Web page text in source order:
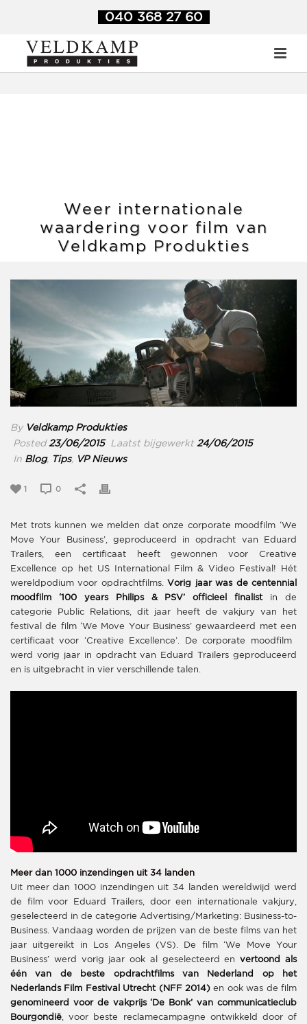
voor film van Veldkamp Produkties
040 368 27 60
​Weer internationale
waardering voor film van
Veldkamp Produkties
By Veldkamp Produkties
Posted 23/06/2015Laatst bijgewerkt 24/06/2015
In Blog, Tips, VP Nieuws
1 0
Met trots kunnen we melden dat onze corporate moodfilm ‘We
Move Your Business’, geproduceerd in opdracht van Eduard
Trailers, een certificaat heeft gewonnen voor Creative
Excellence op het US International Film & Video Festival! Hét
wereldpodium voor opdrachtfilms. Vorig jaar was de centennial
moodfilm ‘100 years Philips & PSV’ officieel finalistin de
categorie​ Public Relations​, dit jaar heeft de vakjury van het
festival de film ‘We Move Your Business’ gewaardeerd met een
certificaat voor ‘Creative Excellence’. ​De corporate moodfilm ​
werd vorig jaar in opdracht ​van ​Eduard Trailers geproduceerd​
en is uitgebracht in vier verschillende talen​.
Meer dan 1000 i​nzendingen uit 34 landen
Uit meer dan 1000 inzendingen uit 34 landen wereldwijd werd
de film voor Eduard Trailers, door een internationale vakjury,
geselecteerd in de categorie Advertising/Marketing: Business-to-
Business. Vandaag worden de prijzen van de beste films van het
jaar uitgereikt in Los Angeles (VS). De film ‘We Move Your
Business’ werd vorig jaar ook al geselecteerd envertoond als
één van de beste opdrachtfilms van Nederland op het
Nederlands Film Festival Utrecht (NFF 2014) en ook was de film
genomineerd voor de vakprijs ‘De Bonk’ van communicatieclub
Bourgondië , voor beste reclamecampagne ontwikkeld door of